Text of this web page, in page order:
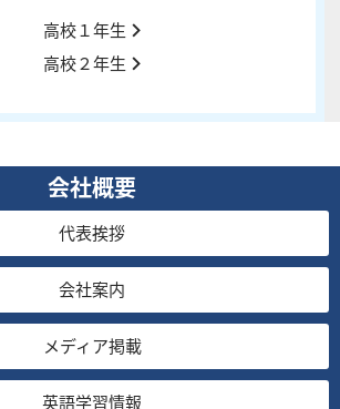
高校１年生
高校２年生
会社概要
代表挨拶
会社案内
メディア掲載
英語学習情報